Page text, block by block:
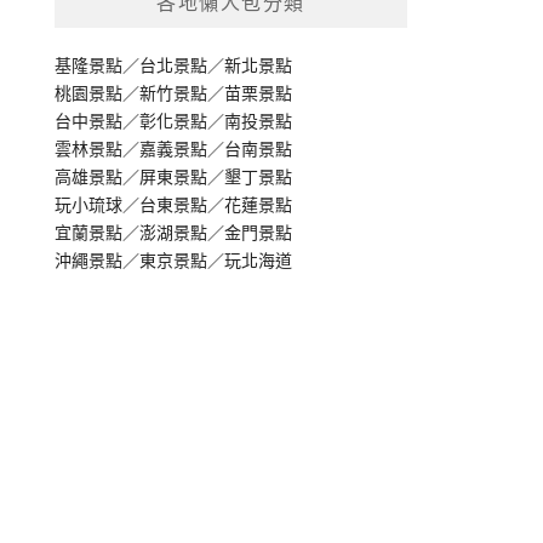
基隆景點／台北景點／新北景點
桃園景點／新竹景點／苗栗景點
台中景點／彰化景點／南投景點
雲林景點／嘉義景點／台南景點
高雄景點／屏東景點／墾丁景點
玩小琉球／台東景點／花蓮景點
宜蘭景點／澎湖景點／金門景點
沖繩景點／東京景點／玩北海道